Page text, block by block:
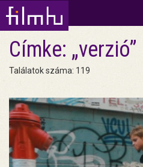
Címke: „verzió”
Találatok száma: 119